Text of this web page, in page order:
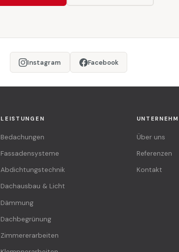
Instagram Facebook
LEISTUNGEN
Bedachungen
Fassadensysteme
Abdichtungstechnik
Dachausbau & Licht
Dämmung
Dachbegrünung
Zimmererarbeiten
Über uns
Referenzen
Kontakt